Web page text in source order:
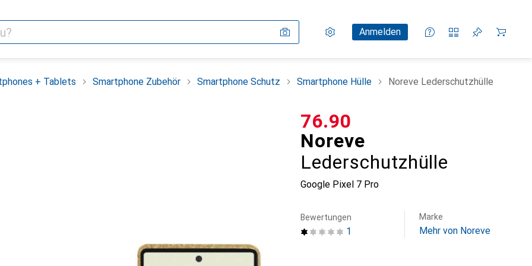
Einstellungen
KundenkontoAnmelden
Vergleichslisten
Merklisten
Warenkorb
+ Tablets Smartphone Zubehör Smartphone Schutz Smartphone Hülle Noreve Lederschutzhülle
Noreve
Lederschutzhülle
Google Pixel 7 Pro
CHF
76.90
1
Bewertungen Marke
Mehr von Noreve